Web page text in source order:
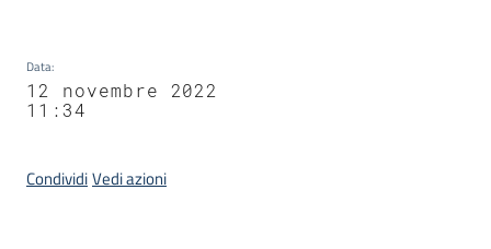
Data:
12 novembre 2022
11:34
CondividiVedi azioni